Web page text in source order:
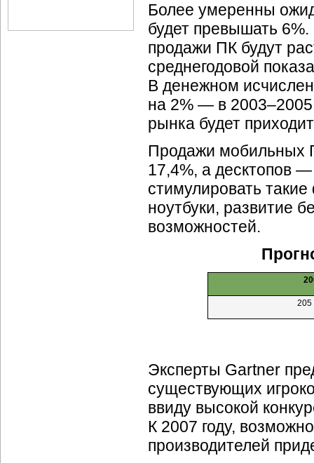
Более умеренны
будет превышать
продажи ПК будут
среднегодовой
В денежном
на 2% — в 2003–2005
рынка будет
Продажи мобильных
17,4%, а десктопов
стимулировать
ноутбуки, развитие
возможностей.
205
Эксперты Gartner
существующих
ввиду высокой
К 2007 году,
производителей